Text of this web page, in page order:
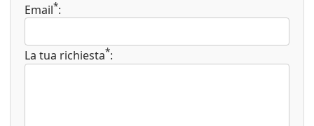
Email*:
La tua richiesta*: